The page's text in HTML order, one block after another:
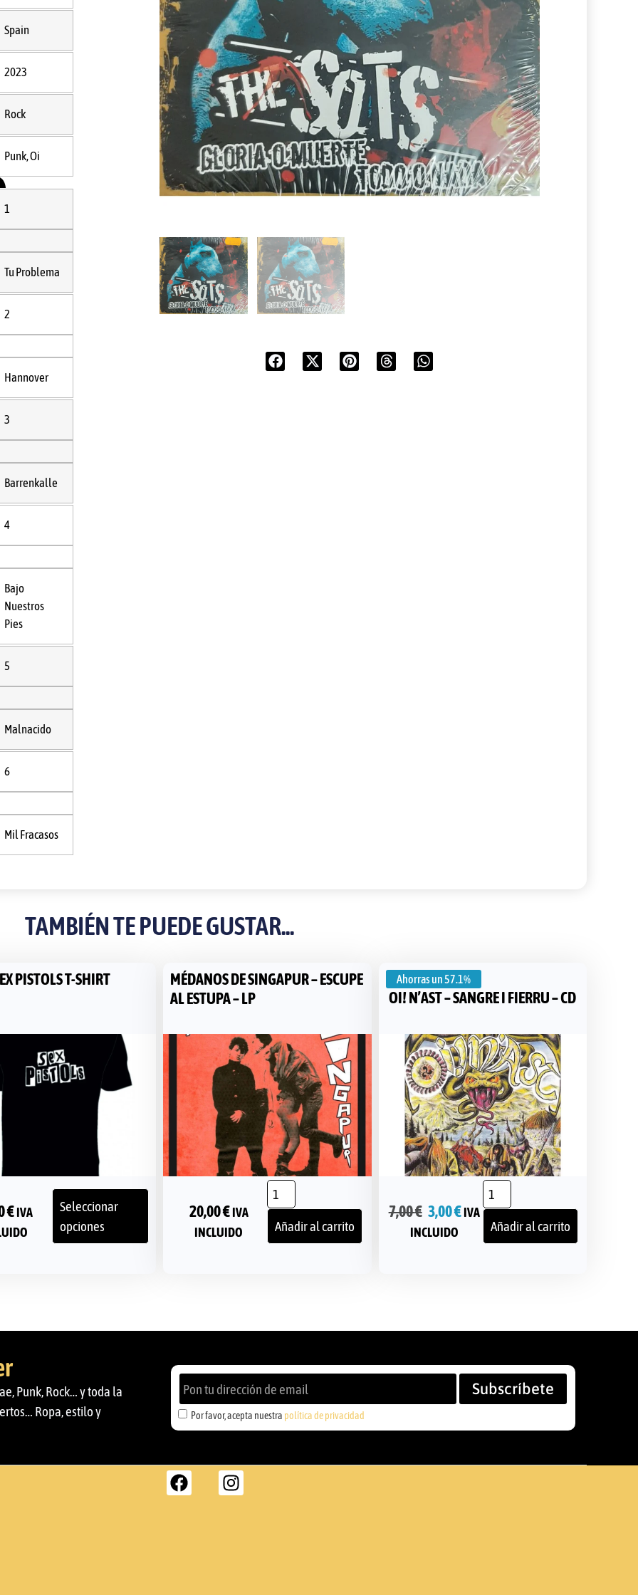
Spain
2023
Rock
Punk, Oi
1
Tu Problema
2
Hannover
3
Barrenkalle
4
Bajo
Nuestros
Pies
5
Malnacido
6
Mil Fracasos
TAMBIÉN TE PUEDE GUSTAR...
PISTOLS T-SHIRT
€IVA
Seleccionar
opciones
MÉDANOS DE SINGAPUR – ESCUPE
AL ESTUPA – LP
20,00€IVA
INCLUIDO
Añadir al carrito
Ahorras un57.1%
OI! N’AST – SANGRE I FIERRU – CD
7,00€ 3,00€IVA
INCLUIDO
Añadir al carrito
Punk, Rock… y toda la
Ropa, estilo y
Por favor, acepta nuestra política de privacidad
Subscríbete